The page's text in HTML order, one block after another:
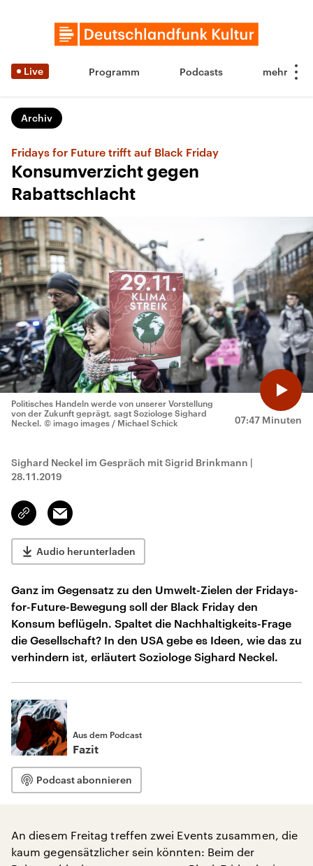
Live Programm Podcasts
Archiv
Fridays for Future trifft auf Black Friday
Konsumverzicht gegen
Rabattschlacht
07:47 Minuten
Politisches Handeln werde von unserer Vorstellung
von der Zukunft geprägt, sagt Soziologe Sighard
Neckel. © imago images / Michael Schick
Sighard Neckel im Gespräch mit Sigrid Brinkmann |
28.11.2019
Link
kopieren/teilen
Email
Audio herunterladen
Ganz im Gegensatz zu den Umwelt-Zielen der Fridays-
for-Future-Bewegung soll der Black Friday den
Konsum beflügeln. Spaltet die Nachhaltigkeits-Frage
die Gesellschaft? In den USA gebe es Ideen, wie das zu
verhindern ist, erläutert Soziologe Sighard Neckel.
Aus dem Podcast
Fazit
Podcast abonnieren
An diesem Freitag treffen zwei Events zusammen, die
kaum gegensätzlicher sein könnten: Beim der